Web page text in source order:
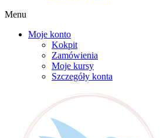
Menu
Moje konto
Kokpit
Zamówienia
Moje kursy
Szczegóły konta